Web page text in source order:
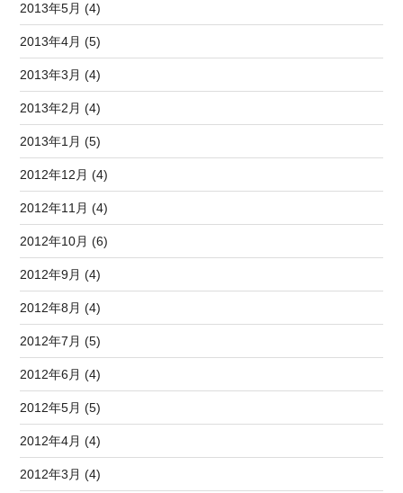
2013年5月 (4)
2013年4月 (5)
2013年3月 (4)
2013年2月 (4)
2013年1月 (5)
2012年12月 (4)
2012年11月 (4)
2012年10月 (6)
2012年9月 (4)
2012年8月 (4)
2012年7月 (5)
2012年6月 (4)
2012年5月 (5)
2012年4月 (4)
2012年3月 (4)